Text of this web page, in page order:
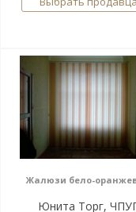
Жалюзи бело-
Юнита Торг,